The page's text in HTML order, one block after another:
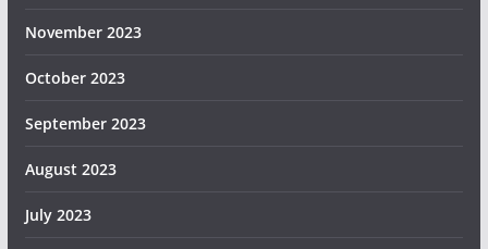
November 2023
October 2023
September 2023
August 2023
July 2023